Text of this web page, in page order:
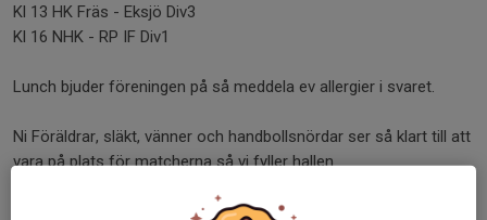
Kl 13 HK Fräs - Eksjö Div3
Kl 16 NHK - RP IF Div1
Lunch bjuder föreningen på så meddela ev allergier i svaret.
Ni Föräldrar, släkt, vänner och handbollsnördar ser så klart till att
vara på plats för matcherna så vi fyller hallen